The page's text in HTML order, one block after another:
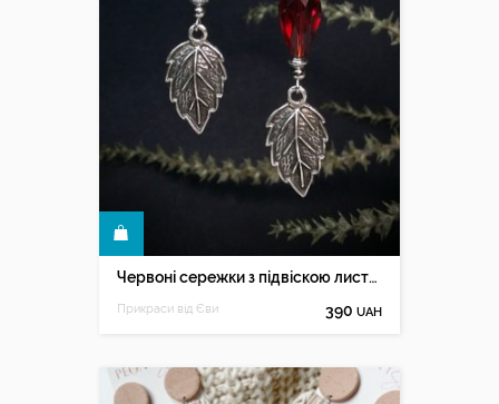
Червоні сережки з підвіскою листочком
Прикраси від Єви 390 UAH